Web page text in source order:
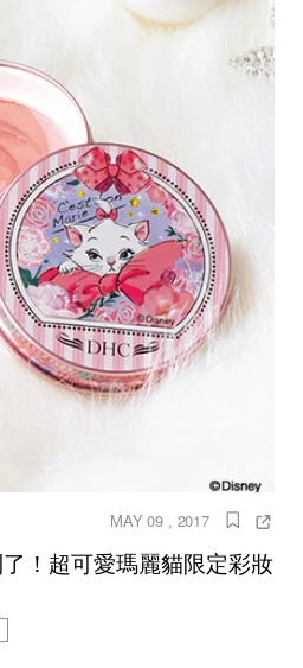
MAY 09 , 2017
！超可愛瑪麗貓限定彩妝